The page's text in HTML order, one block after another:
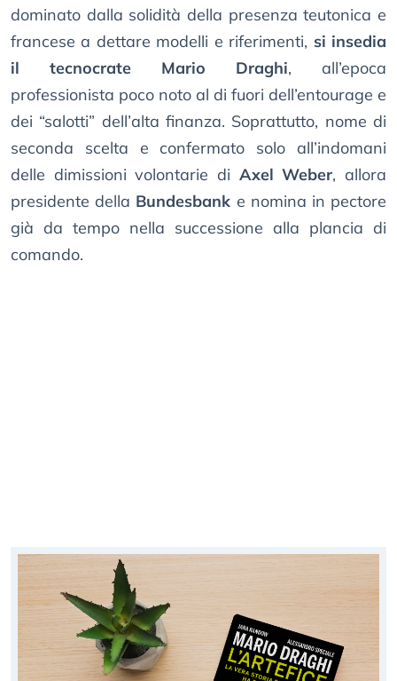
dominato dalla solidità della presenza teutonica e
francese a dettare modelli e riferimenti, si insedia
il tecnocrate Mario Draghi, all’epoca
professionista poco noto al di fuori dell’entourage e
dei “salotti” dell’alta finanza. Soprattutto, nome di
seconda scelta e confermato solo all’indomani
delle dimissioni volontarie di Axel Weber, allora
presidente della Bundesbank e nomina in pectore
già da tempo nella successione alla plancia di
comando.